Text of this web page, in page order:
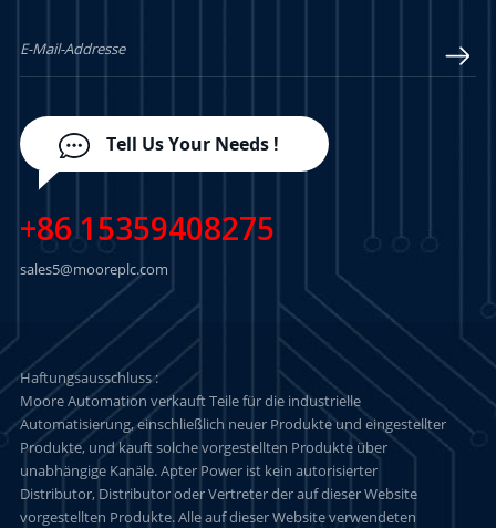
Tell Us Your Needs !
+86 15359408275
sales5@mooreplc.com
Haftungsausschluss :
Moore Automation verkauft Teile für die industrielle
Automatisierung, einschließlich neuer Produkte und eingestellter
Produkte, und kauft solche vorgestellten Produkte über
unabhängige Kanäle. Apter Power ist kein autorisierter
Distributor, Distributor oder Vertreter der auf dieser Website
vorgestellten Produkte. Alle auf dieser Website verwendeten